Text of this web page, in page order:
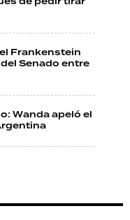
Frankenstein
Senado entre
Wanda apeló el